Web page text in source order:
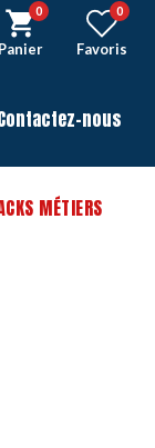
0
Panier
0
Favoris
nous
MÉTIERS